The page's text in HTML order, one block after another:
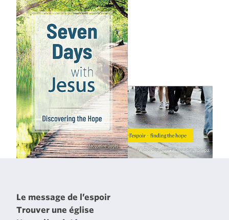
Le message de l’espoir
Trouver une église